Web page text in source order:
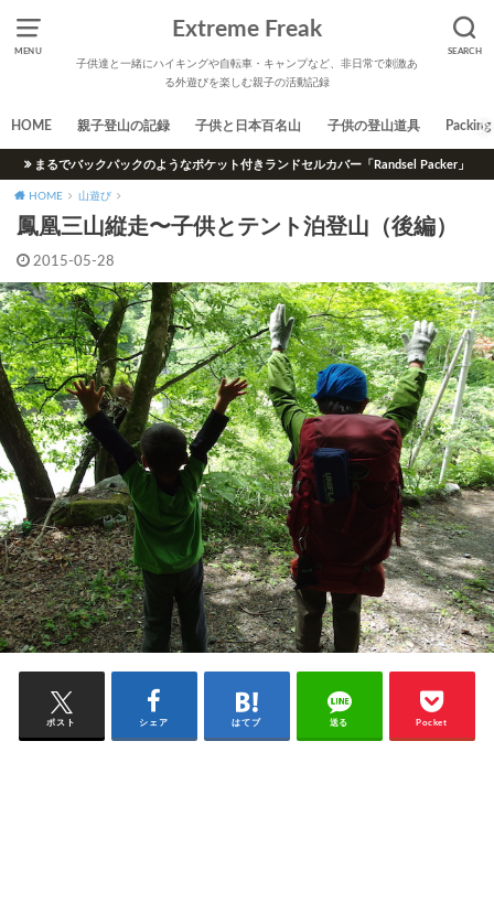
MENU SEARCH
Extreme Freak
子供達と一緒にハイキングや自転車・キャンプなど、非日常で刺激あ
る外遊びを楽しむ親子の活動記録
HOME 親子登山の記録 子供と日本百名山 子供の登山道具 Packing
まるでバックパックのようなポケット付きランドセルカバー「Randsel Packer」
HOME 山遊び
鳳凰三山縦走〜子供とテント泊登山（後編）
2015-05-28
ポスト シェア はてブ 送る Pocket